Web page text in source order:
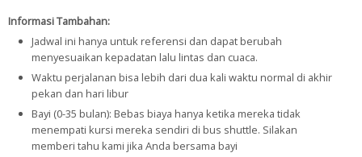
Informasi Tambahan:
Jadwal ini hanya untuk referensi dan dapat berubah
menyesuaikan kepadatan lalu lintas dan cuaca.
Waktu perjalanan bisa lebih dari dua kali waktu normal di akhir
pekan dan hari libur
Bayi (0-35 bulan): Bebas biaya hanya ketika mereka tidak
menempati kursi mereka sendiri di bus shuttle. Silakan
memberi tahu kami jika Anda bersama bayi